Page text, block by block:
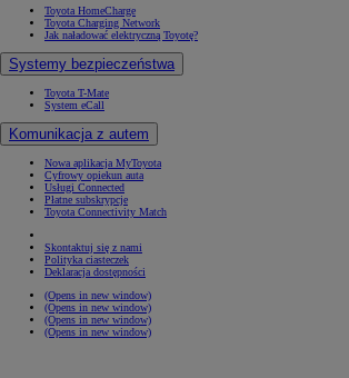
Toyota HomeCharge
Toyota Charging Network
Jak naładować elektryczną Toyotę?
Systemy bezpieczeństwa
Toyota T-Mate
System eCall
Komunikacja z autem
Nowa aplikacja MyToyota
Cyfrowy opiekun auta
Usługi Connected
Płatne subskrypcje
Toyota Connectivity Match
Skontaktuj się z nami
Polityka ciasteczek
Deklaracja dostępności
(Opens in new window)
(Opens in new window)
(Opens in new window)
(Opens in new window)